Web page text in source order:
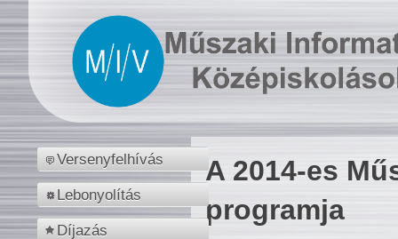
Versenyfelhívás
Lebonyolítás
Díjazás
A 2014-es
programja